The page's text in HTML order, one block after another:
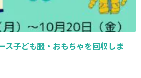
子ども服・おもちゃを回収しま